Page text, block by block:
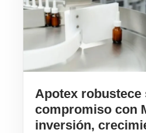
Apotex robustece
compromiso con
inversión,